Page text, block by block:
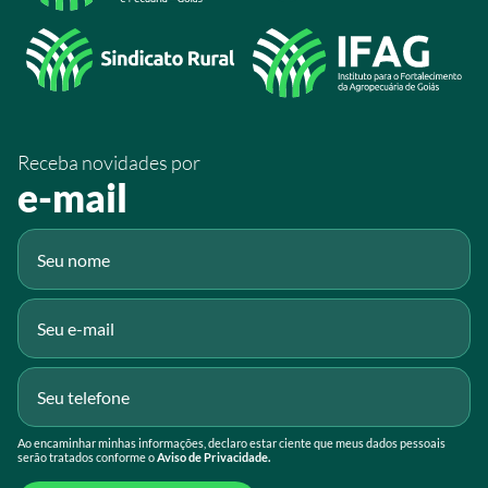
/sistemafaeg
/SistemaFaeg
Receba novidades por
e-mail
Ao encaminhar minhas informações, declaro estar ciente que meus dados pessoais
serão tratados conforme oAviso de Privacidade.